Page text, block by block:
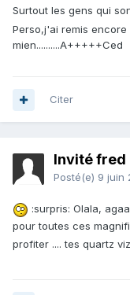
Surtout les gens qui
Perso,j'ai remis
mien..........A+++++Ced
Citer
Invité fred
Posté(e) 9 juin
:surpris: Olala, agaa
pour toutes ces
profiter .... tes quartz